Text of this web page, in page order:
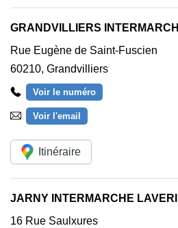
GRANDVILLIERS
Rue Eugène de Saint-Fuscien
60210, Grandvilliers
Voir le numéro
Voir l'email
Itinéraire
JARNY INTERMARCHE
16 Rue Saulxures